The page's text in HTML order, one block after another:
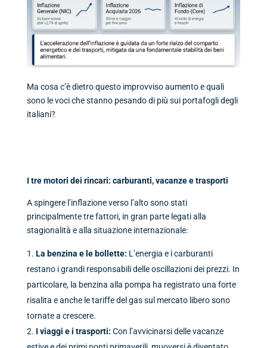
Ma cosa c’è dietro questo improvviso aumento e quali
sono le voci che stanno pesando di più sui portafogli degli
italiani?
I tre motori dei rincari: carburanti, vacanze e trasporti
A spingere l’inflazione verso l’alto sono stati
principalmente tre fattori, in gran parte legati alla
stagionalità e alla situazione internazionale:
La benzina e le bollette: L’energia e i carburanti
restano i grandi responsabili delle oscillazioni dei prezzi. In
particolare, la benzina alla pompa ha registrato una forte
risalita e anche le tariffe del gas sul mercato libero sono
tornate a crescere.
I viaggi e i trasporti: Con l’avvicinarsi delle vacanze